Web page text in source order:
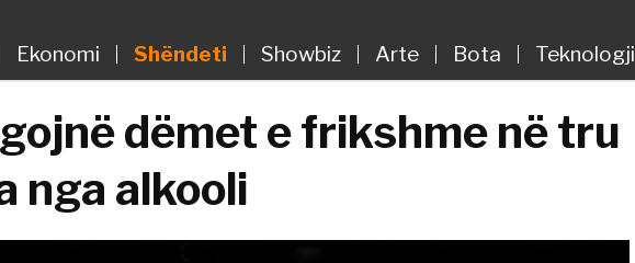
Ekonomi Shëndeti Showbiz Arte Bota Teknologji
dëmet e frikshme në tru
nga alkooli